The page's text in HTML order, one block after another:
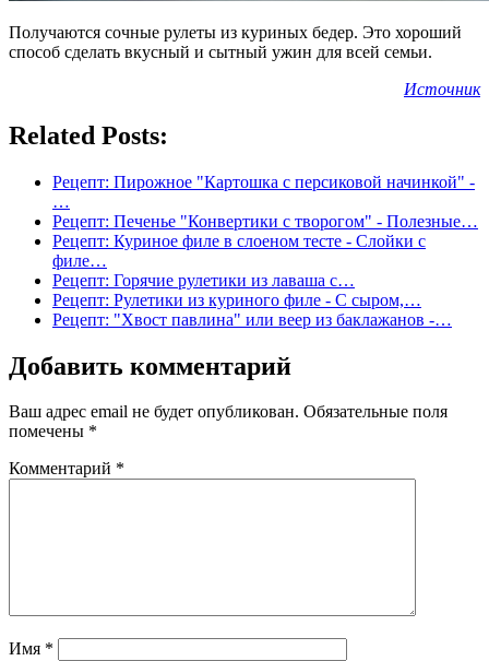
Получаются сочные рулеты из куриных бедер. Это хороший
способ сделать вкусный и сытный ужин для всей семьи.
Источник
Related Posts:
Рецепт: Пирожное "Картошка с персиковой начинкой" -
…
Рецепт: Печенье "Конвертики с творогом" - Полезные…
Рецепт: Куриное филе в слоеном тесте - Слойки с
филе…
Рецепт: Горячие рулетики из лаваша с…
Рецепт: Рулетики из куриного филе - С сыром,…
Рецепт: "Хвост павлина" или веер из баклажанов -…
Добавить комментарий
Ваш адрес email не будет опубликован. Обязательные поля
помечены *
Комментарий *
Имя *